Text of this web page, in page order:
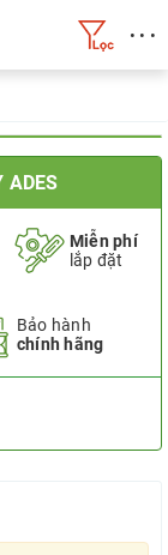
• • •
ADES
Miễn phí
lắp đặt
Bảo hành
chính hãng